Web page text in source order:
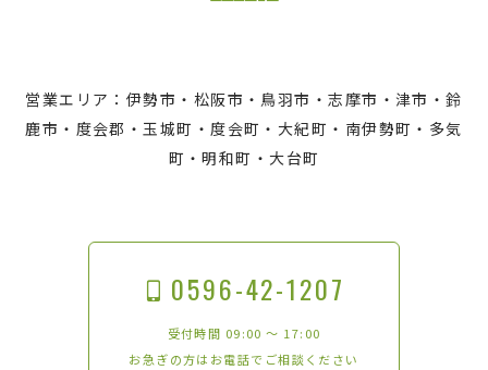
営業エリア：伊勢市・松阪市・鳥羽市・志摩市・津市・鈴
鹿市・度会郡・玉城町・度会町・大紀町・南伊勢町・多気
町・明和町・大台町
0596-42-1207
受付時間 09:00 〜 17:00
お急ぎの方はお電話でご相談ください